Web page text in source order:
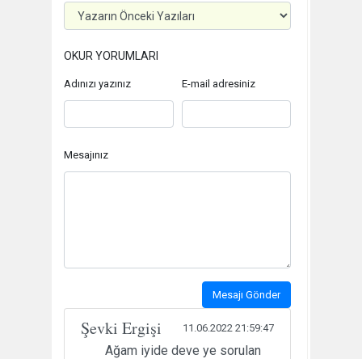
OKUR YORUMLARI
Adınızı yazınız E-mail adresiniz
Mesajınız
Mesajı Gönder
Şevki Ergişi 11.06.2022 21:59:47
Ağam iyide deve ye sorulan